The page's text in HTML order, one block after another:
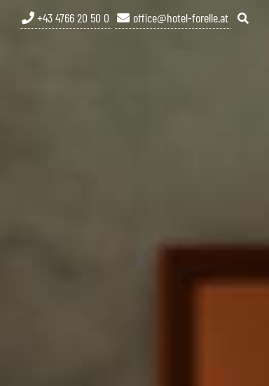
office@hotel-forelle.at
+43 4766 20 50 0